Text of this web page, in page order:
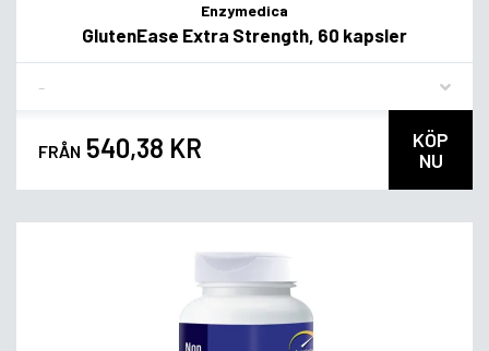
Enzymedica
GlutenEase Extra Strength, 60 kapsler
FRÅN 540,38 KR
KÖP
NU